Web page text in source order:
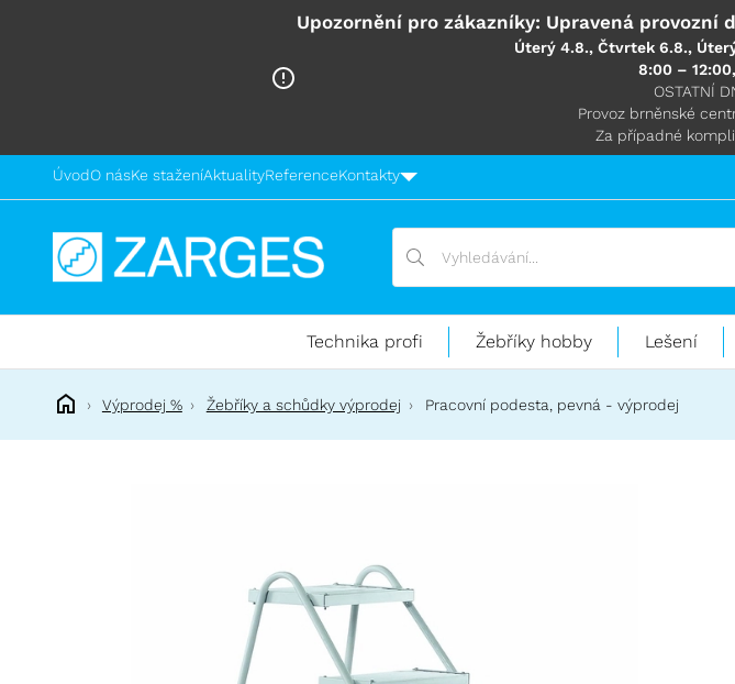
Upozornění pro zákazníky: Upravená provozní
Úterý 4.8., Čtvrtek 6.8.,
8:00 –
OSTATNÍ
Provoz brněnské
Za případné
ÚvodO násKe staženíAktualityReferenceKontakty
Technika
práci
výškách
Vyhledávání
Vyhledávání
Technika profi Žebříky hobby Lešení
Výprodej % Žebříky a schůdky výprodej Pracovní podesta, pevná - výprodej